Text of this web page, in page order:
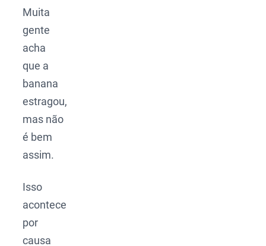
Muita
gente
acha
que a
banana
estragou,
mas não
é bem
assim.
Isso
acontece
por
causa